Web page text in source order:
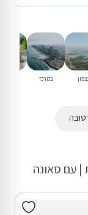
במרכז
| עם סאונה